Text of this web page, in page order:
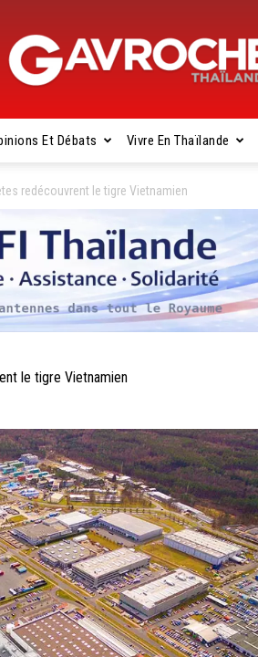
Gavroche
Thaïlande
Et Débats Vivre En Thaïlande
redécouvrent le tigre Vietnamien
le tigre Vietnamien